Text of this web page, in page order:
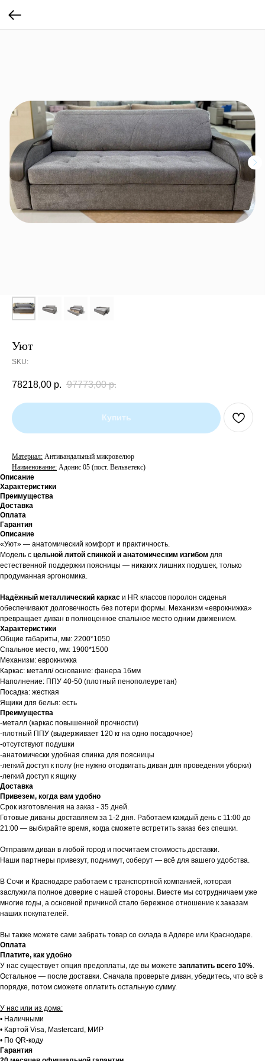
Уют
SKU:
78218,00 р. 97773,00 р.
Купить
Материал: Антивандальный микровелюр
Наименование: Адонис 05 (пост. Вельветекс)
Описание
Характеристики
Преимущества
Доставка
Оплата
Гарантия
Описание
«Уют» — анатомический комфорт и практичность.
Модель с цельной литой спинкой и анатомическим изгибом для
естественной поддержки поясницы — никаких лишних подушек, только
продуманная эргономика.
Надёжный металлический каркас и HR классов поролон сиденья
обеспечивают долговечность без потери формы. Механизм «еврокнижка»
превращает диван в полноценное спальное место одним движением.
Характеристики
Общие габариты, мм: 2200*1050
Спальное место, мм: 1900*1500
Механизм: еврокнижка
Каркас: металл/ основание: фанера 16мм
Наполнение: ППУ 40-50 (плотный пенополеуретан)
Посадка: жесткая
Ящики для белья: есть
Преимущества
-металл (каркас повышенной прочности)
-плотный ППУ (выдерживает 120 кг на одно посадочное)
-отсутствуют подушки
-анатомически удобная спинка для поясницы
-легкий доступ к полу (не нужно отодвигать диван для проведения уборки)
-легкий доступ к ящику
Доставка
Привезем, когда вам удобно
Срок изготовления на заказ - 35 дней.
Готовые диваны доставляем за 1-2 дня. Работаем каждый день с 11:00 до
21:00 — выбирайте время, когда сможете встретить заказ без спешки.
Отправим диван в любой город и посчитаем стоимость доставки.
Наши партнеры привезут, поднимут, соберут — всё для вашего удобства.
В Сочи и Краснодаре работаем с транспортной компанией, которая
заслужила полное доверие с нашей стороны. Вместе мы сотрудничаем уже
многие годы, а основной причиной стало бережное отношение к заказам
наших покупателей.
Вы также можете сами забрать товар со склада в Адлере или Краснодаре.
Оплата
Платите, как удобно
У нас существует опция предоплаты, где вы можете заплатить всего 10%
Остальное — после доставки. Сначала проверьте диван, убедитесь, что всё в
порядке, потом сможете оплатить остальную сумму.
У нас или из дома:
• Наличными
• Картой Visa, Mastercard, МИР
• По QR-коду
Гарантия